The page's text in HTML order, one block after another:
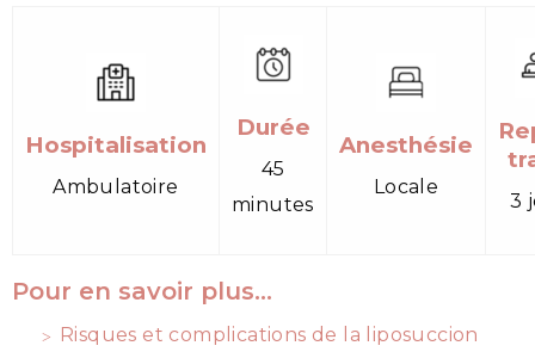
Hospitalisation
Ambulatoire
Durée
45
minutes
Anesthésie
Locale
3
Pour en savoir plus…
Risques et complications de la liposuccion